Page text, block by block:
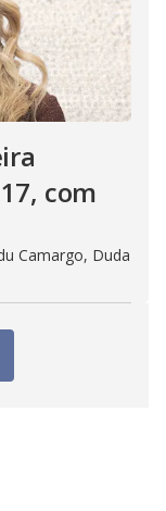
com
Camargo, Duda